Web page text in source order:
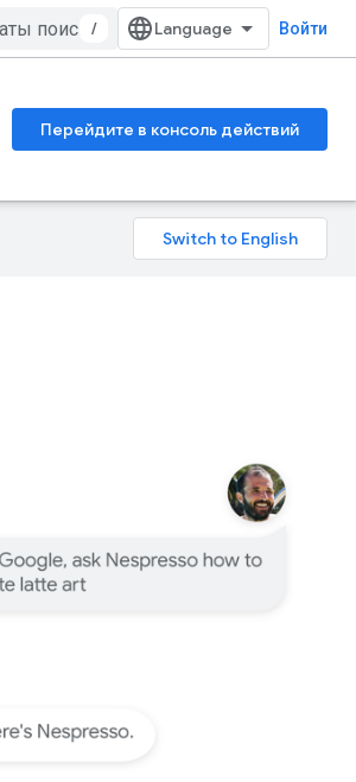
/ Войти
Перейдите в консоль действий